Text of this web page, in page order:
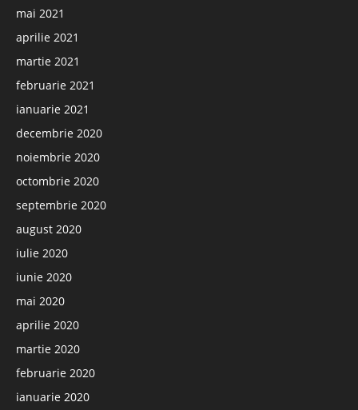
mai 2021
aprilie 2021
martie 2021
februarie 2021
ianuarie 2021
decembrie 2020
noiembrie 2020
octombrie 2020
septembrie 2020
august 2020
iulie 2020
iunie 2020
mai 2020
aprilie 2020
martie 2020
februarie 2020
ianuarie 2020